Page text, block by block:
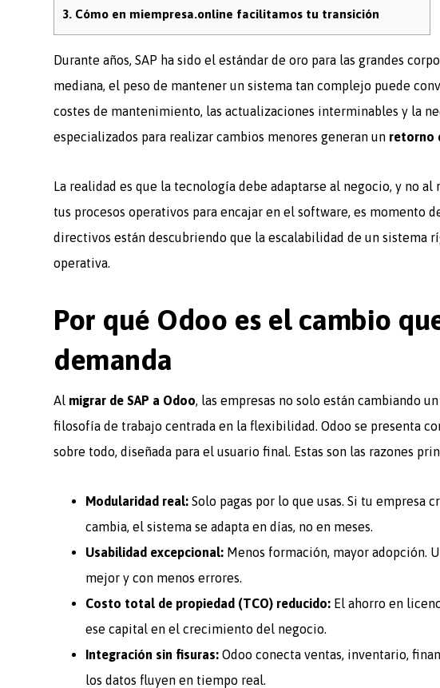
3. Cómo en miempresa.online facilitamos tu transición
Durante años, SAP ha sido el estándar de oro para las grandes
mediana, el peso de mantener un sistema tan complejo puede
costes de mantenimiento, las actualizaciones interminables y la
especializados para realizar cambios menores generan un retorno
La realidad es que la tecnología debe adaptarse al negocio, y no al
tus procesos operativos para encajar en el software, es momento
directivos están descubriendo que la escalabilidad de un sistema
operativa.
Por qué Odoo es el cambio
demanda
Al migrar de SAP a Odoo, las empresas no solo están cambiando
filosofía de trabajo centrada en la flexibilidad. Odoo se presenta
sobre todo, diseñada para el usuario final. Estas son las razones
Modularidad real: Solo pagas por lo que usas. Si tu empresa
cambia, el sistema se adapta en días, no en meses.
Usabilidad excepcional: Menos formación, mayor adopción.
mejor y con menos errores.
Costo total de propiedad (TCO) reducido: El ahorro en
ese capital en el crecimiento del negocio.
Integración sin fisuras: Odoo conecta ventas, inventario,
los datos fluyen en tiempo real.